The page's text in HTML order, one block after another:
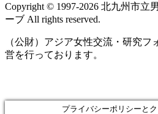
Copyright © 1997‐2026 北九州市立
ーブ All rights reserved.
（公財）アジア女性交流・研究
営を行っております。
プライバシーポリシーと